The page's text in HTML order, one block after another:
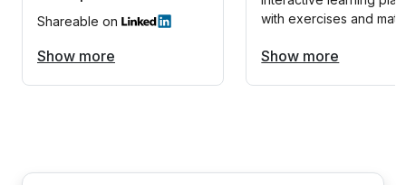
Shareable on
Show more
with exercises and
Show more